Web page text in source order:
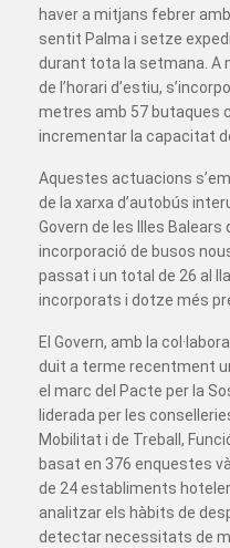
haver a mitjans febrer
sentit Palma i setze
durant tota la setmana. A
de l’horari d’estiu,
metres amb 57 butaques
incrementar la capacitat
Aquestes actuacions
de la xarxa d’autobús
Govern de les Illes
incorporació de busos
passat i un total de 26 al
incorporats i dotze més
El Govern, amb la
duit a terme recentment
el marc del Pacte per la
liderada per les
Mobilitat i de Treball,
basat en 376 enquestes
de 24 establiments
analitzar els hàbits de
detectar necessitats de